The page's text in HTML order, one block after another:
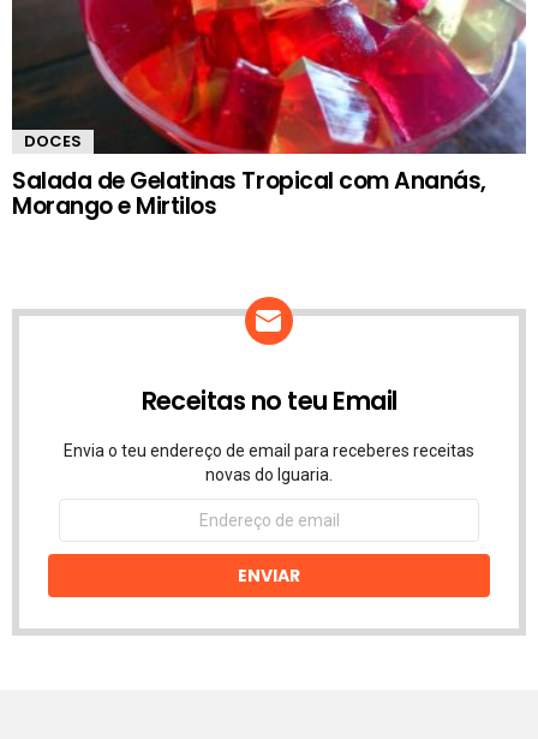
DOCES
Salada de Gelatinas Tropical com Ananás,
Morango e Mirtilos
Receitas no teu Email
Envia o teu endereço de email para receberes receitas
novas do Iguaria.
Endereço
email
ENVIAR